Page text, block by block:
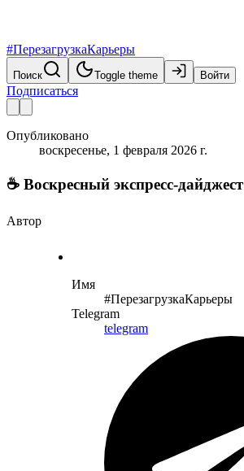
#ПерезагрузкаКарьеры
Поиск Toggle theme Войти
Подписаться
Опубликовано
воскресенье, 1 февраля 2026 г.
☕️ Воскресный экспресс-дайджест
Автор
Имя
#ПерезагрузкаКарьеры
Telegram
telegram